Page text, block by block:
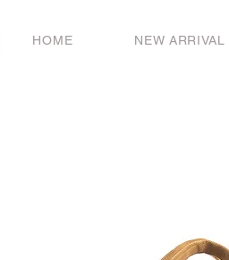
HOME NEW ARRIVAL